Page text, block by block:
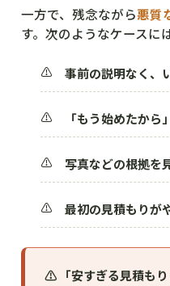
一方で、残念ながら悪質
す。次のようなケースに
事前の説明なく、
「もう始めたか
写真などの根拠を
最初の見積もりが
⚠ 「安すぎる見積も